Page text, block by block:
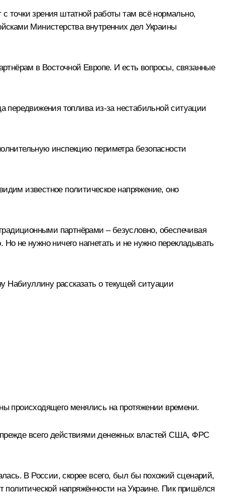
с точки зрения штатной работы там всё нормально,
Министерства внутренних дел Украины
в Восточной Европе. И есть вопросы, связанные
передвижения топлива из‑за нестабильной ситуации
инспекцию периметра безопасности
известное политическое напряжение, оно
партнёрами – безусловно, обеспечивая
не нужно ничего нагнетать и не нужно перекладывать
Набиуллину рассказать о текущей ситуации
происходящего менялись на протяжении времени.
всего действиями денежных властей США, ФРС
В России, скорее всего, был бы похожий сценарий,
напряжённости на Украине. Пик пришёлся